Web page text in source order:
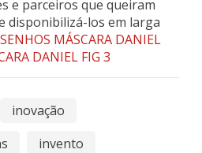
e parceiros que queiram
disponibilizá-los em larga
MÁSCARA DANIEL
DANIEL FIG 3
inovação
invento